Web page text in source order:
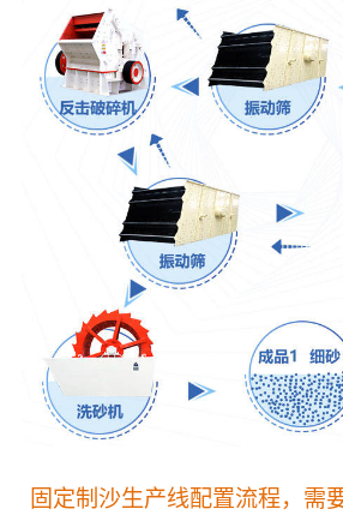
固定制沙生产线配置流程，需